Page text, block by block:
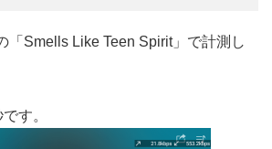
「Smells Like Teen Spirit」で計測し
す。